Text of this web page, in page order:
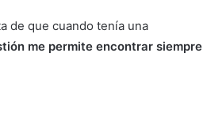
de que cuando tenía una
me permite encontrar siempre